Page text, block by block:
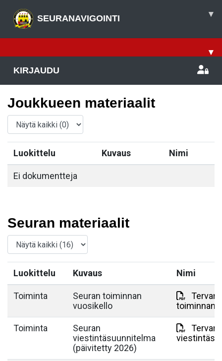
SEURANAVIGOINTI ▾
▾
KIRJAUDU
Joukkueen materiaalit
Luokittelu Kuvaus Nimi
Ei dokumentteja
Seuran materiaalit
Luokittelu Kuvaus Nimi
Toiminta
Seuran toiminnan
vuosikello
toiminnan
Toiminta
Seuran
viestintäsuunnitelma
(päivitetty 2026)